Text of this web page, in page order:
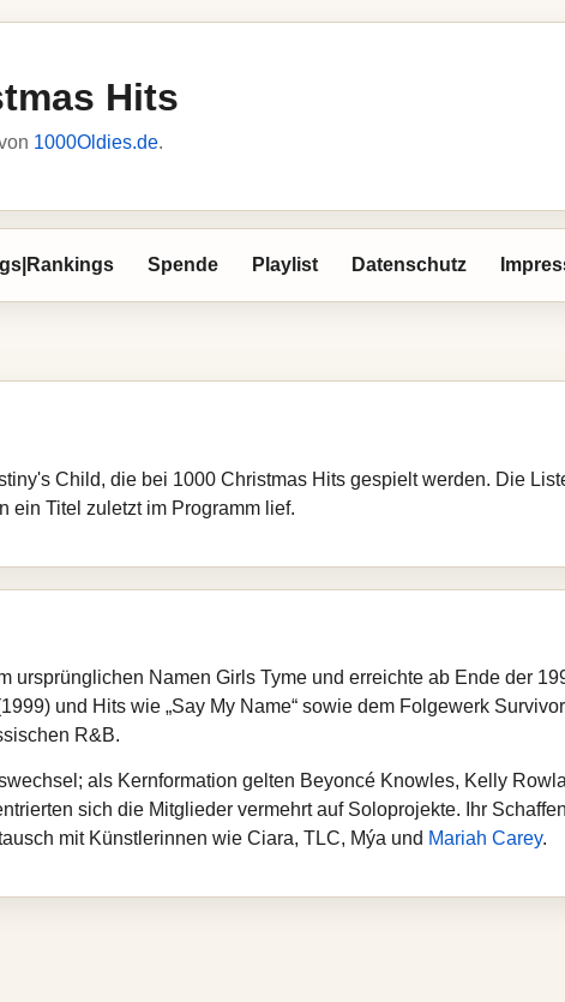
Hits
1000Oldies.de.
Spende Playlist Datenschutz
Child, die bei 1000 Christmas Hits gespielt werden. Die
ein Titel zuletzt im Programm lief.
ursprünglichen Namen Girls Tyme und erreichte ab Ende der
und Hits wie „Say My Name“ sowie dem Folgewerk
R&B.
als Kernformation gelten Beyoncé Knowles, Kelly
sich die Mitglieder vermehrt auf Soloprojekte. Ihr
mit Künstlerinnen wie Ciara, TLC, Mýa und Mariah Carey.